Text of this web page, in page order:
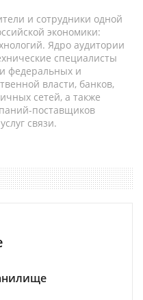
и сотрудники одной
экономики:
Ядро аудитории
специалисты
федеральных и
власти, банков,
сетей, а также
поставщиков
связи.